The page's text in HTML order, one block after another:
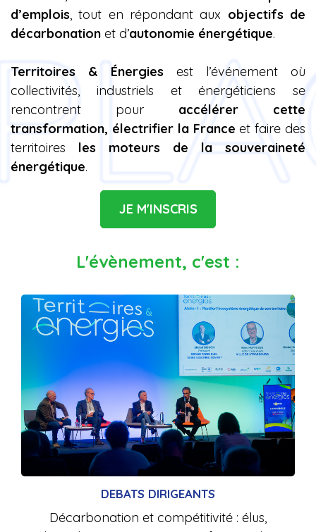
d’emplois , tout en répondant aux objectifs de
décarbonation et d’autonomie énergétique.
Territoires & Énergies est l’événement où
collectivités, industriels et énergéticiens se
rencontrent pour accélérer cette
transformation, électrifier la France et faire des
territoires les moteurs de la souveraineté
énergétique.
JE M'INSCRIS
L'évènement, c'est :
DEBATS DIRIGEANTS
Décarbonation et compétitivité : élus,